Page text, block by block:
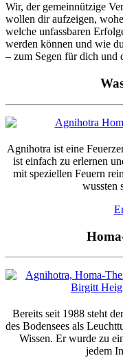
Wir, der gemeinnützige
wollen dir aufzeigen,
welche unfassbaren
werden können und wie
– zum Segen für dich und
Agnihotra ist eine
ist einfach zu erlernen
mit speziellen Feuern
wussten
Bereits seit 1988 steht
des Bodensees als
Wissen. Er wurde zu
jedem